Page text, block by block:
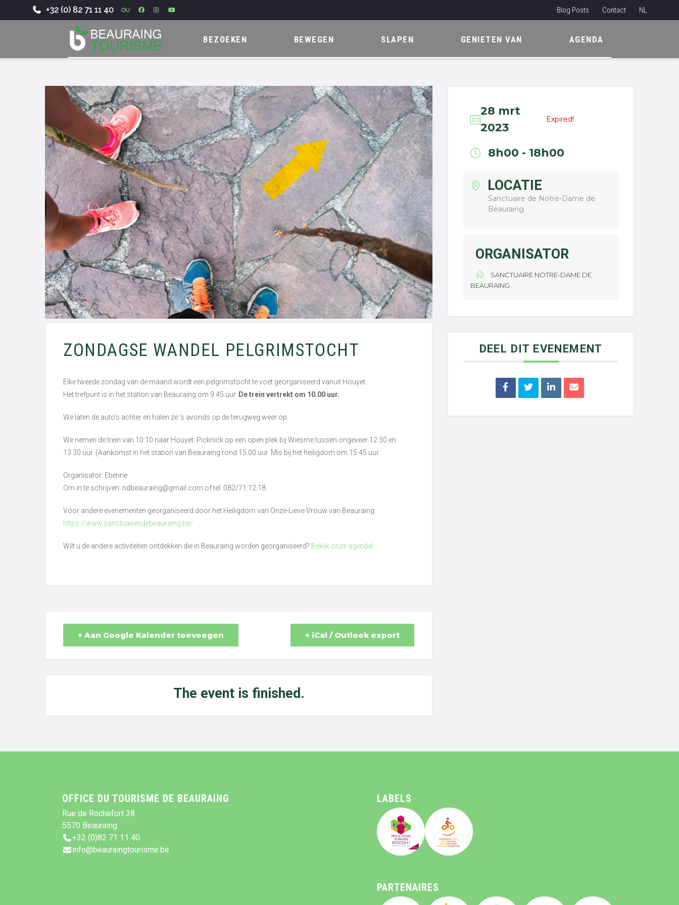
- BEZOEKEN BEWEGEN SLAPEN GENIETEN VAN AGENDA
+32 (0) 82 71 11 40 OU Blog Posts Contact NL
ZONDAGSE WANDEL PELGRIMSTOCHT
Elke tweede zondag van de maand wordt een pelgrimstocht te voet georganiseerd vanuit Houyet.
Het trefpunt is in het station van Beauraing om 9.45 uur. De trein vertrekt om 10.00 uur.
We laten de auto’s achter en halen ze ’s avonds op de terugweg weer op.
We nemen de trein van 10:10 naar Houyet. Picknick op een open plek bij Wiesme tussen ongeveer 12.30 en
13.30 uur. (Aankomst in het station van Beauraing rond 15.00 uur. Mis bij het heiligdom om 15.45 uur.
Organisator: Etienne
Om in te schrijven: ndbeauraing@gmail.com of tel: 082/71.12.18
Voor andere evenementen georganiseerd door het Heiligdom van Onze-Lieve-Vrouw van Beauraing:
https://www.sanctuairesdebeauraing.be/
Wilt u de andere activiteiten ontdekken die in Beauraing worden georganiseerd? Bekijk onze agenda!
+ Aan Google Kalender toevoegen + iCal / Outlook export
The event is finished.
28 mrt
2023
Expired!
8h00 - 18h00
LOCATIE
Sanctuaire de Notre-Dame de
Beauraing
ORGANISATOR
SANCTUAIRE NOTRE-DAME DE
BEAURAING
DEEL DIT EVENEMENT
OFFICE DU TOURISME DE BEAURAING
Rue de Rochefort 38
5570 Beauraing
+32 (0)82 71 11 40
info@beauraingtourisme.be
LABELS
PARTENAIRES